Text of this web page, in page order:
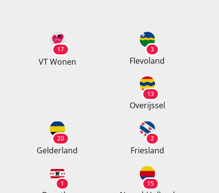
17
VT Wonen
3
Flevoland
13
Overijssel
20
Gelderland
2
Friesland
1 15